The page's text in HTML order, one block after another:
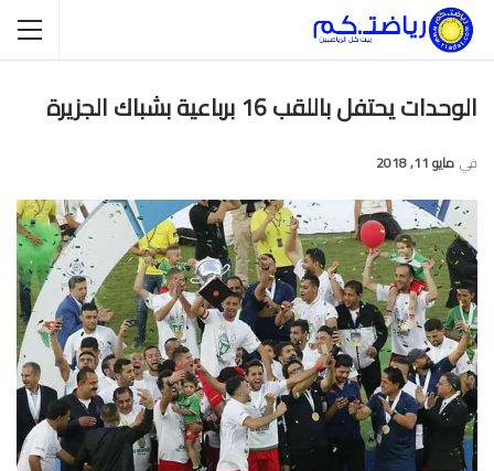
الوحدات يحتفل باللقب 16 برباعية بشباك الجزيرة
في مايو 11, 2018